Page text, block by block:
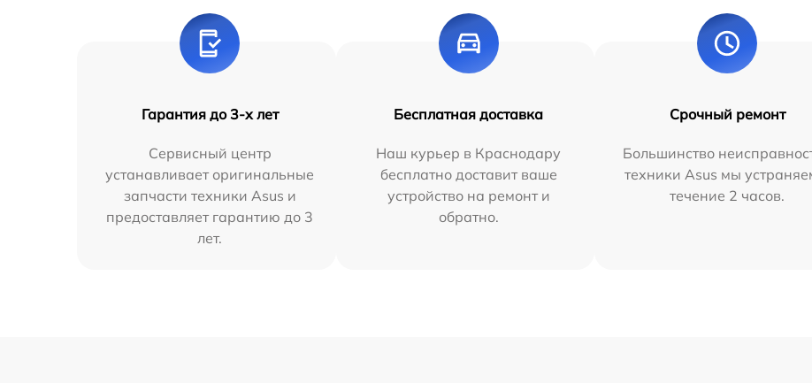
Гарантия до 3-х лет
Сервисный центр
устанавливает оригинальные
запчасти техники Asus и
предоставляет гарантию до 3
лет.
Бесплатная доставка
Наш курьер в Краснодару
бесплатно доставит ваше
устройство на ремонт и
обратно.
Срочный ремонт
Большинство
техники Asus мы
течение 2 часов.